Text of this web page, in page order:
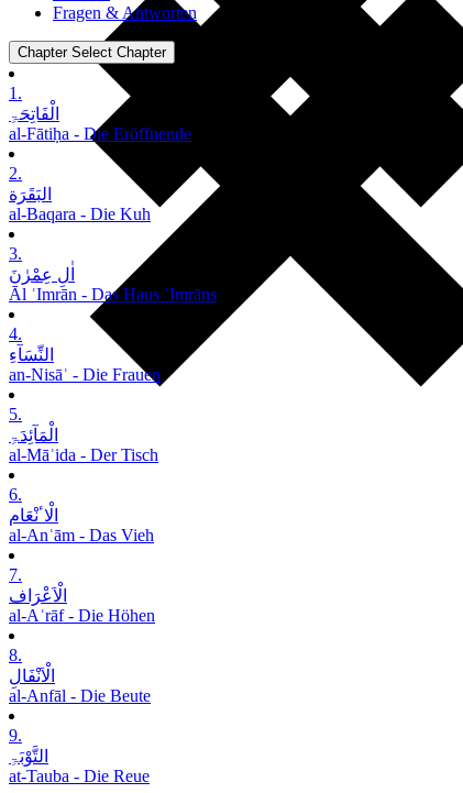
Fragen & Antworten
Chapter Select Chapter
1.
الْفَاتِحَۃِ
al-Fātiḥa - Die Eröffnende
2.
البَقَرَة
al-Baqara - Die Kuh
3.
اٰلِ عِمْرٰنَ
Āl ʿImrān - Das Haus ʿImrāns
4.
النِّسَآءِ
an-Nisāʾ - Die Frauen
5.
الْمَآئِدَۃِ
al-Māʾida - Der Tisch
6.
الْاٴنْعَام
al-Anʿām - Das Vieh
7.
الْاَعْرَاف
al-Aʿrāf - Die Höhen
8.
الْاَنْفَالِ
al-Anfāl - Die Beute
9.
التَّوْبَۃِ
at-Tauba - Die Reue